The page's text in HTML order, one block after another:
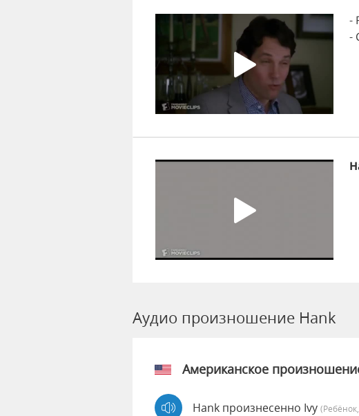
-
-
Аудио произношение Hank
Американское
Hank произнесенно Ivy